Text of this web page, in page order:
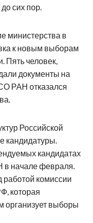
сих пор.
министерства в
к новым выборам
Пять человек,
документы на
РАН отказался
Российской
кандидатуры.
кандидатах
в начале февраля.
комиссии
которая
организует выборы